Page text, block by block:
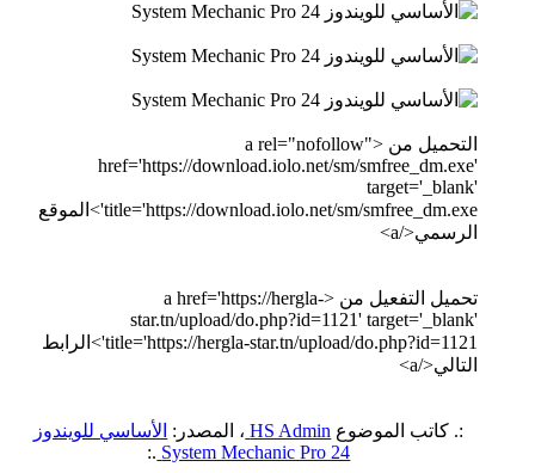
التحميل من <a rel="nofollow"
href='https://download.iolo.net/sm/smfree_dm.exe'
target='_blank'
title='https://download.iolo.net/sm/smfree_dm.exe'>الموقع
الرسمي</a>
تحميل التفعيل من <a href='https://hergla-
star.tn/upload/do.php?id=1121' target='_blank'
title='https://hergla-star.tn/upload/do.php?id=1121'>الرابط
التالي</a>
:. كاتب الموضوع HS Admin ، المصدر: الأساسي للويندوز
System Mechanic Pro 24
.: